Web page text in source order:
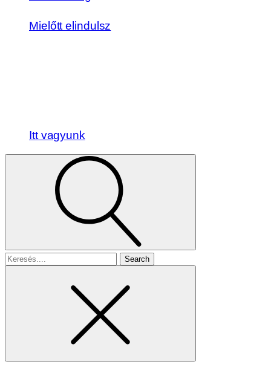
Mielőtt elindulsz
Itt vagyunk
Search